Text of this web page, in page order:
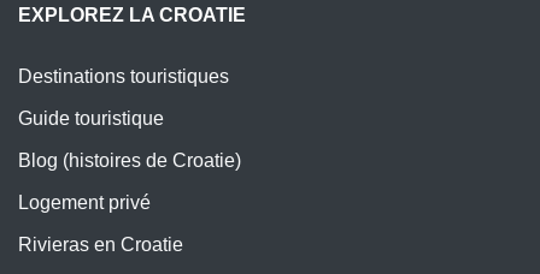
EXPLOREZ LA CROATIE
Destinations touristiques
Guide touristique
Blog (histoires de Croatie)
Logement privé
Rivieras en Croatie